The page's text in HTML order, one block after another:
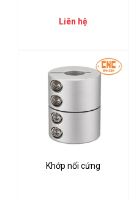
Liên hệ
Khớp nối cứng